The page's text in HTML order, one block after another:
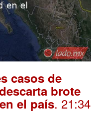
casos de
brote
el país. 21:34